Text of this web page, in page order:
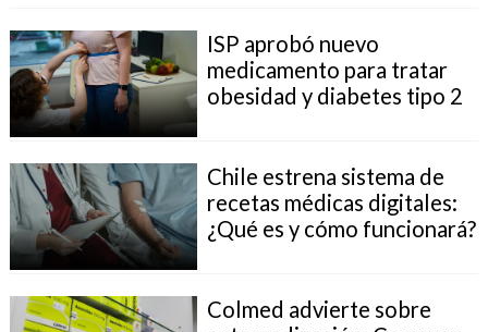
ISP aprobó nuevo
medicamento para tratar
obesidad y diabetes tipo 2
Chile estrena sistema de
recetas médicas digitales:
¿Qué es y cómo funcionará?
Colmed advierte sobre